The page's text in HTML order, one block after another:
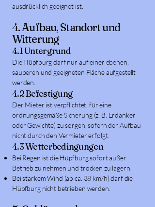
ausdrücklich geeignet ist.
4. Aufbau, Standort und
Witterung
4.1 Untergrund
Die Hüpfburg darf nur auf einer ebenen,
sauberen und geeigneten Fläche aufgestellt
werden.
4.2 Befestigung
Der Mieter ist verpflichtet, für eine
ordnungsgemäße Sicherung (z. B. Erdanker
oder Gewichte) zu sorgen, sofern der Aufbau
nicht durch den Vermieter erfolgt.
4.3 Wetterbedingungen
Bei Regen ist die Hüpfburg sofort außer
Betrieb zu nehmen und trocken zu lagern.
Bei starkem Wind (ab ca. 38 km/h) darf die
Hüpfburg nicht betrieben werden.